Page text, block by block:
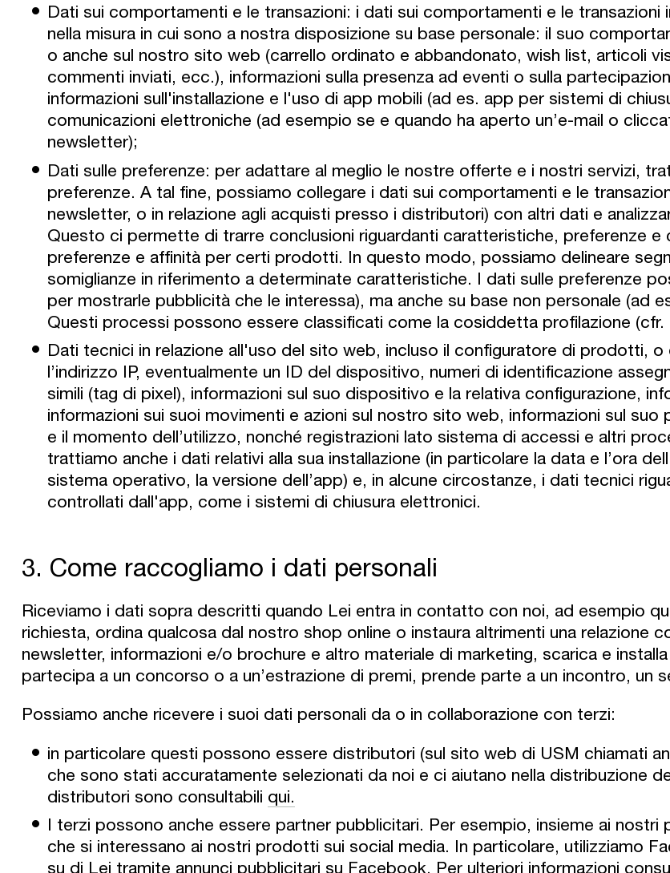
Dati sui comportamenti e le transazioni: i dati sui comportamenti e le
nella misura in cui sono a nostra disposizione su base personale: il suo
o anche sul nostro sito web (carrello ordinato e abbandonato, wish list, articoli
commenti inviati, ecc.), informazioni sulla presenza ad eventi o sulla
informazioni sull'installazione e l'uso di app mobili (ad es. app per sistemi di
comunicazioni elettroniche (ad esempio se e quando ha aperto un’e-mail o
newsletter);
Dati sulle preferenze: per adattare al meglio le nostre offerte e i nostri servizi,
preferenze. A tal fine, possiamo collegare i dati sui comportamenti e le
newsletter, o in relazione agli acquisti presso i distributori) con altri dati e
Questo ci permette di trarre conclusioni riguardanti caratteristiche, preferenze
preferenze e affinità per certi prodotti. In questo modo, possiamo delineare
somiglianze in riferimento a determinate caratteristiche. I dati sulle preferenze
per mostrarle pubblicità che le interessa), ma anche su base non personale (ad
Questi processi possono essere classificati come la cosiddetta profilazione (cfr.
Dati tecnici in relazione all'uso del sito web, incluso il configuratore di prodotti,
l’indirizzo IP, eventualmente un ID del dispositivo, numeri di identificazione
simili (tag di pixel), informazioni sul suo dispositivo e la relativa configurazione,
informazioni sui suoi movimenti e azioni sul nostro sito web, informazioni sul
e il momento dell’utilizzo, nonché registrazioni lato sistema di accessi e altri
trattiamo anche i dati relativi alla sua installazione (in particolare la data e l’ora
sistema operativo, la versione dell’app) e, in alcune circostanze, i dati tecnici
controllati dall'app, come i sistemi di chiusura elettronici.
3. Come raccogliamo i dati personali
Riceviamo i dati sopra descritti quando Lei entra in contatto con noi, ad esempio
richiesta, ordina qualcosa dal nostro shop online o instaura altrimenti una relazione
newsletter, informazioni e/o brochure e altro materiale di marketing, scarica e
partecipa a un concorso o a un’estrazione di premi, prende parte a un incontro, un
Possiamo anche ricevere i suoi dati personali da o in collaborazione con terzi:
in particolare questi possono essere distributori (sul sito web di USM chiamati
che sono stati accuratamente selezionati da noi e ci aiutano nella distribuzione
distributori sono consultabili qui.
I terzi possono anche essere partner pubblicitari. Per esempio, insieme ai
che si interessano ai nostri prodotti sui social media. In particolare, utilizziamo
su di Lei tramite annunci pubblicitari su Facebook. Per ulteriori informazioni